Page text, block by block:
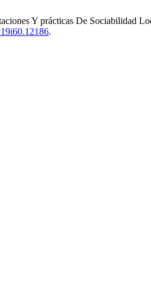
Y prácticas De Sociabilidad
.